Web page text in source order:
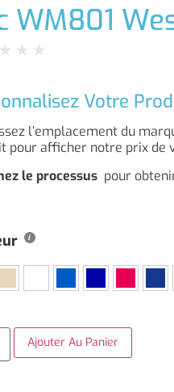
WM801
★ ★ ★
Votre
l’emplacement du
pour afficher notre prix de
le processus pour
Ajouter Au Panier